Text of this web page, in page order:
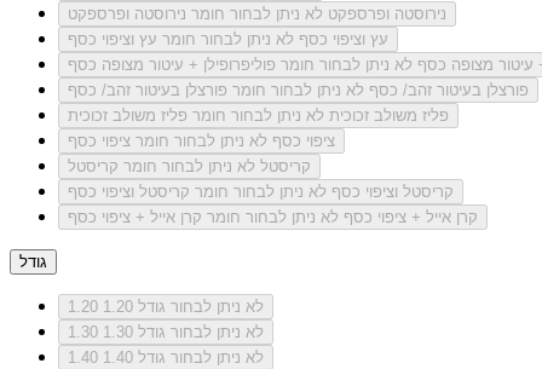
נירוסטה ופרספקט לא ניתן לבחור חומר נירוסטה ופרספקט
עץ וציפוי כסף לא ניתן לבחור חומר עץ וציפוי כסף
עיטור מצופה כסף לא ניתן לבחור חומר פוליפרופילן + עיטור מצופה כסף
פורצלן בעיטור זהב/ כסף לא ניתן לבחור חומר פורצלן בעיטור זהב/ כסף
פליז משולב זכוכית לא ניתן לבחור חומר פליז משולב זכוכית
ציפוי כסף לא ניתן לבחור חומר ציפוי כסף
קריסטל לא ניתן לבחור חומר קריסטל
קריסטל וציפוי כסף לא ניתן לבחור חומר קריסטל וציפוי כסף
קרן אייל + ציפוי כסף לא ניתן לבחור חומר קרן אייל + ציפוי כסף
גודל
1.20
לא ניתן לבחור גודל 1.20
1.30
לא ניתן לבחור גודל 1.30
1.40
לא ניתן לבחור גודל 1.40